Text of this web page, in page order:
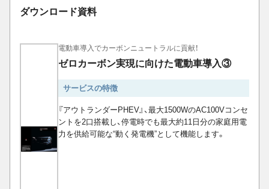
ダウンロード資料
電動車導入でカーボンニュートラルに貢献！
ゼロカーボン実現に向けた電動車導入③
サービスの特徴
『アウトランダーPHEV』、最大1500WのAC100Vコンセ
ントを2口搭載し、停電時でも最大約11日分の家庭用電
力を供給可能な“動く発電機”として機能します。